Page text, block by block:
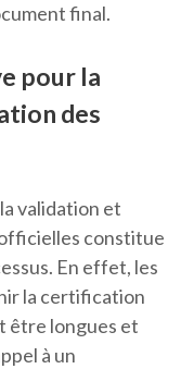
final.
pour la
des
validation et
constitue
En effet, les
la certification
être longues et
à un